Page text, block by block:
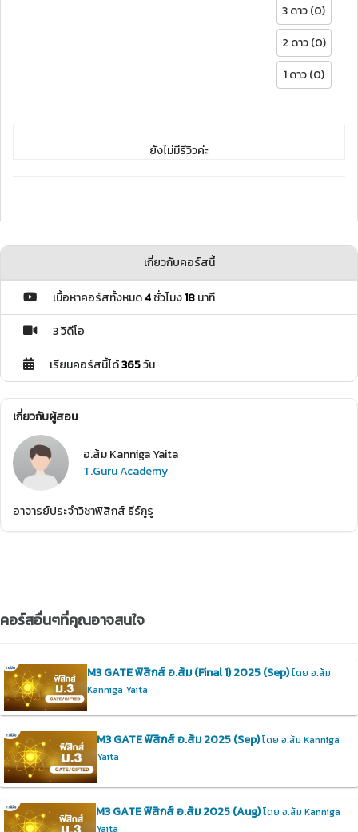
3 ดาว (0)
2 ดาว (0)
1 ดาว (0)
ยังไม่มีรีวิวค่ะ
เกี่ยวกับคอร์สนี้
เนื้อหาคอร์สทั้งหมด4ชั่วโมง18นาที
3 วิดีโอ
เรียนคอร์สนี้ได้365วัน
เกี่ยวกับผู้สอน
อ.ส้ม Kanniga Yaita
T.Guru Academy
อาจารย์ประจำวิชาฟิสิกส์ ธีร์กูรู
คอร์สอื่นๆที่คุณอาจสนใจ
M3 GATE ฟิสิกส์ อ.ส้ม (Final 1) 2025 (Sep)โดย อ.ส้ม
Kanniga Yaita
M3 GATE ฟิสิกส์ อ.ส้ม 2025 (Sep)โดย อ.ส้ม Kanniga
Yaita
M3 GATE ฟิสิกส์ อ.ส้ม 2025 (Aug)โดย อ.ส้ม Kanniga
Yaita